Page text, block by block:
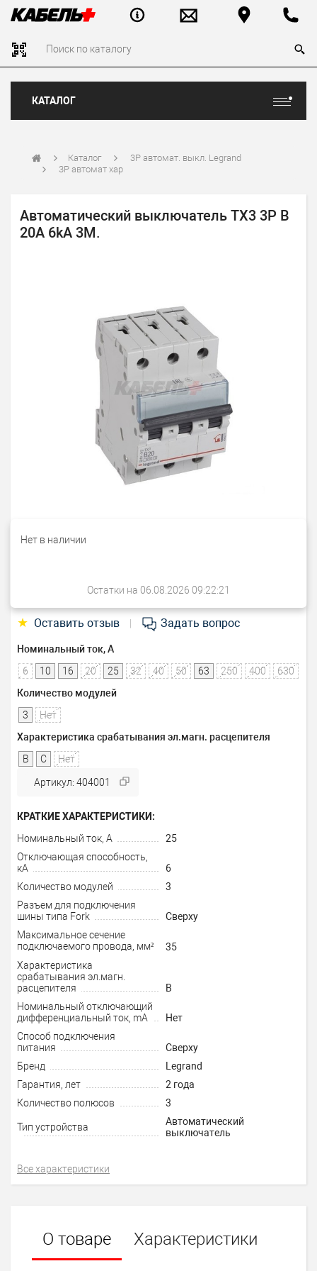
КАТАЛОГ
Каталог
3P автомат. выкл. Legrand
3P автомат хар
Автоматический выключатель TX3 3P B
20A 6kA 3M.
Нет в наличии
Остатки на 06.08.2026 09:22:21
★ Оставить отзыв Задать вопрос
Номинальный ток, А
6
10 16 20 25 32 40 50 63 250 400
630
Количество модулей
3
Нет
Характеристика срабатывания эл.магн. расцепителя
B
C Нет
Артикул: 404001
КРАТКИЕ ХАРАКТЕРИСТИКИ:
Номинальный ток, А
25
Отключающая способность,
кА
6
Количество модулей
3
Разъем для подключения
шины типа Fork
Сверху
Максимальное сечение
подключаемого провода, мм²
35
Характеристика
срабатывания эл.магн.
расцепителя
B
Номинальный отключающий
дифференциальный ток, mA
Нет
Способ подключения
питания
Сверху
Бренд
Legrand
Гарантия, лет
2 года
Количество полюсов
3
Тип устройства
Автоматический
выключатель
Все характеристики
О товаре
Характеристики